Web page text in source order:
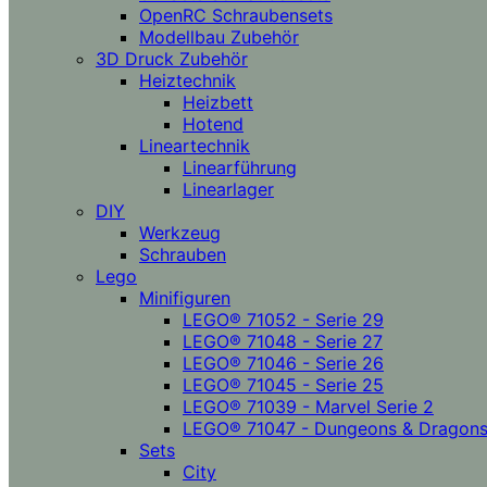
OpenRC Schraubensets
Modellbau Zubehör
3D Druck Zubehör
Heiztechnik
Heizbett
Hotend
Lineartechnik
Linearführung
Linearlager
DIY
Werkzeug
Schrauben
Lego
Minifiguren
LEGO® 71052 - Serie 29
LEGO® 71048 - Serie 27
LEGO® 71046 - Serie 26
LEGO® 71045 - Serie 25
LEGO® 71039 - Marvel Serie 2
LEGO® 71047 - Dungeons & Dragons
Sets
City